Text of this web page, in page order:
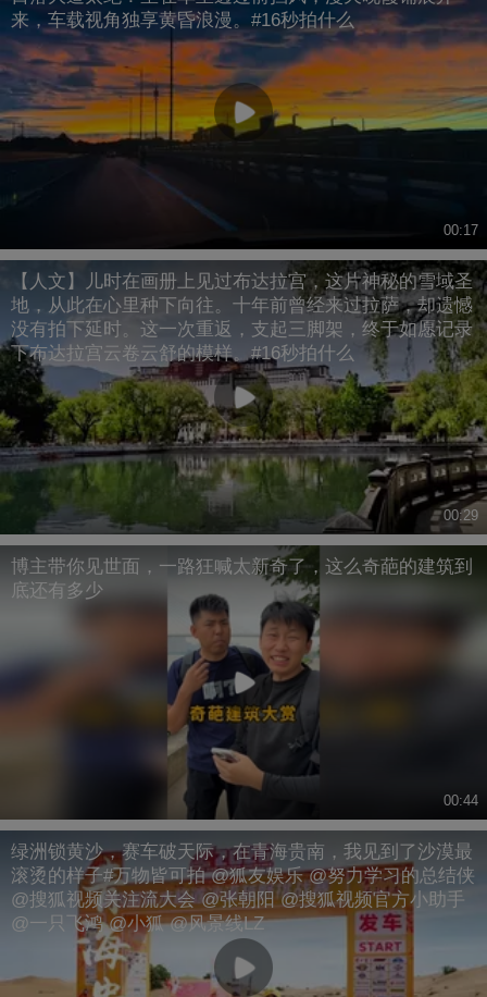
来，车载视角独享黄昏浪漫。#16秒拍什么
00:17
【人文】儿时在画册上见过布达拉宫，这片神秘的雪域圣
地，从此在心里种下向往。十年前曾经来过拉萨，却遗憾
没有拍下延时。这一次重返，支起三脚架，终于如愿记录
下布达拉宫云卷云舒的模样。#16秒拍什么
00:29
博主带你见世面，一路狂喊太新奇了，这么奇葩的建筑到
底还有多少
00:44
绿洲锁黄沙，赛车破天际，在青海贵南，我见到了沙漠最
滚烫的样子#万物皆可拍 @狐友娱乐 @努力学习的总结侠
@搜狐视频关注流大会 @张朝阳 @搜狐视频官方小助手
@一只飞鸿 @小狐 @风景线LZ